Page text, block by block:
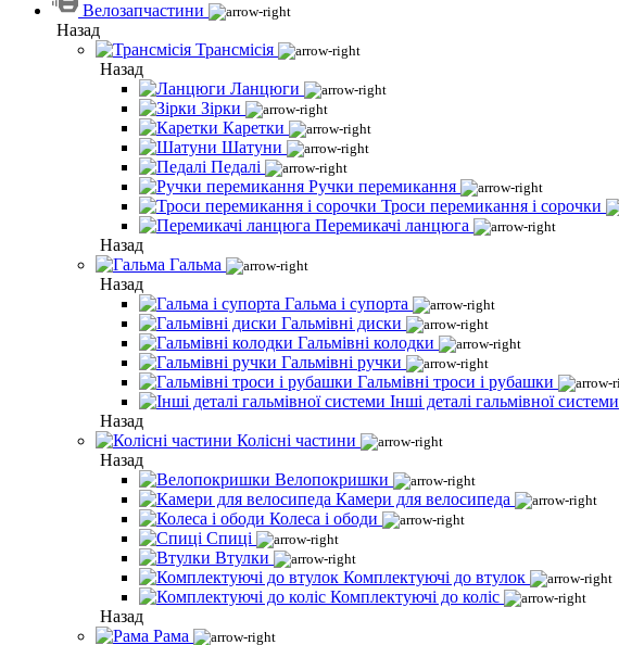
Велозапчастини
Назад
Трансмісія
Назад
Ланцюги
Зірки
Каретки
Шатуни
Педалі
Ручки перемикання
Троси перемикання і сорочки
Перемикачі ланцюга
Назад
Гальма
Назад
Гальма і супорта
Гальмівні диски
Гальмівні колодки
Гальмівні ручки
Гальмівні троси і рубашки
Інші деталі гальмівної системи
Назад
Колісні частини
Назад
Велопокришки
Камери для велосипеда
Колеса і ободи
Спиці
Втулки
Комплектуючі до втулок
Комплектуючі до коліс
Назад
Рама